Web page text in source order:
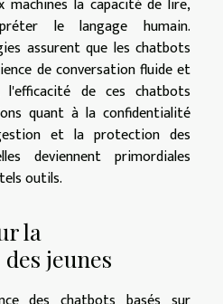
le langage humain.
assurent que les chatbots
de conversation fluide et
l'efficacité de ces chatbots
quant à la confidentialité
et la protection des
deviennent primordiales
outils.
la
jeunes